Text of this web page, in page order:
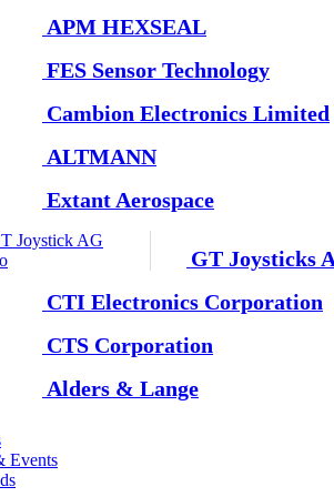
APM HEXSEAL
FES Sensor Technology
Cambion Electronics Limited
ALTMANN
Extant Aerospace
GT Joysticks
CTI Electronics Corporation
CTS Corporation
Alders & Lange
Events